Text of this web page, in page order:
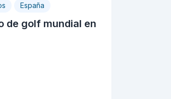
España
de golf mundial en